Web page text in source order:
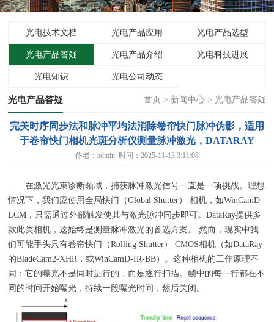
光电技术文档 光电产品应用 光电产品选型
光电产品答疑 光电产品介绍 光电科技进展
光电知识 光电公司动态
光电产品答疑 首页 > 新闻中心> 光电产品答疑
完美时序同步法和脉冲平均法消除卷帘快门脉冲伪影，适用
于卷帘快门相机光斑分析仪测量脉冲激光，DATARAY
作者：admin 时间：2025-11-13 3:11:08
在激光光束诊断领域，捕获脉冲激光信号一直是一项挑战。理想
情况下，我们应使用全局快门（Global Shutter） 相机，如WinCamD-
LCM ，只需通过外部触发使其与激光脉冲同步即可。DataRay提供多
款此类相机，这始终是测量脉冲激光的首选方案。 然而，现实中我
们可能手头只有卷帘快门（Rolling Shutter） CMOS相机（如DataRay
的BladeCam2-XHR，或WinCamD-IR-BB）。这种相机的工作原理不
同：它的曝光不是同时进行的，而是逐行扫描。帧中的每一行都在不
同的时间开始曝光，持续一段曝光时间，然后关闭。